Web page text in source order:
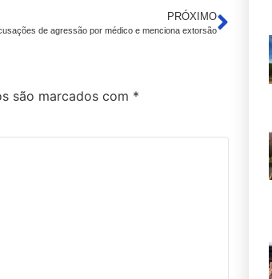
PRÓXIMO
de agressão por médico e menciona extorsão
são marcados com *